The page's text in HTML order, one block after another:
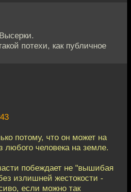
потехи, как публичное
потому, что он может на
любого человека на земле.
побеждает не "вышибая
излишней жестокости -
если можно так